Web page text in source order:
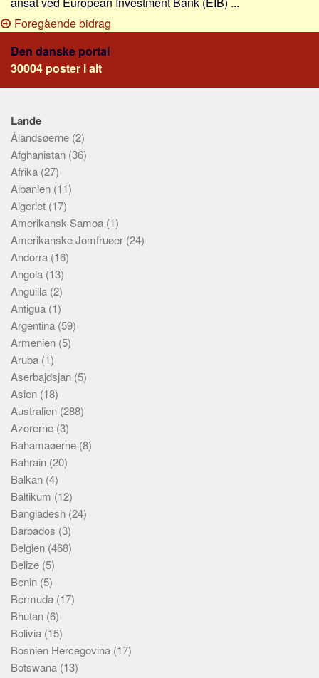
Foregående bidrag
Den danske portal
30004 poster i alt
Lande
Ålandsøerne (2)
Afghanistan (36)
Afrika (27)
Albanien (11)
Algeriet (17)
Amerikansk Samoa (1)
Amerikanske Jomfruøer (24)
Andorra (16)
Angola (13)
Anguilla (2)
Antigua (1)
Argentina (59)
Armenien (5)
Aruba (1)
Aserbajdsjan (5)
Asien (18)
Australien (288)
Azorerne (3)
Bahamaøerne (8)
Bahrain (20)
Balkan (4)
Baltikum (12)
Bangladesh (24)
Barbados (3)
Belgien (468)
Belize (5)
Benin (5)
Bermuda (17)
Bhutan (6)
Bolivia (15)
Bosnien Hercegovina (17)
Botswana (13)